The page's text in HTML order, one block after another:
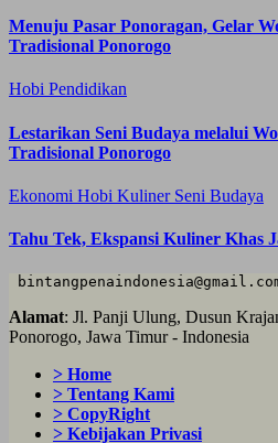
Menuju Pasar Ponoragan, Gelar
Tradisional Ponorogo
Hobi Pendidikan
Lestarikan Seni Budaya melalui
Tradisional Ponorogo
Ekonomi Hobi Kuliner Seni Budaya
Tahu Tek, Ekspansi Kuliner Khas
Alamat: Jl. Panji Ulung, Dusun
Ponorogo, Jawa Timur - Indonesia
> Home
> Tentang Kami
> CopyRight
> Kebijakan Privasi